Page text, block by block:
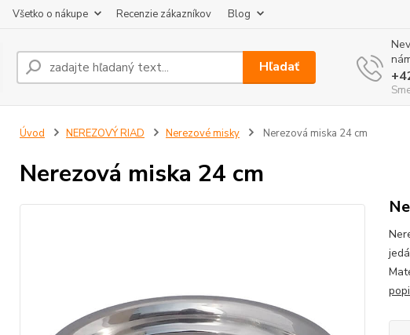
Všetko o nákupe Recenzie zákazníkov Blog
Hľadať
Úvod NEREZOVÝ RIAD Nerezové misky Nerezová miska 24 cm
Nerezová miska 24 cm